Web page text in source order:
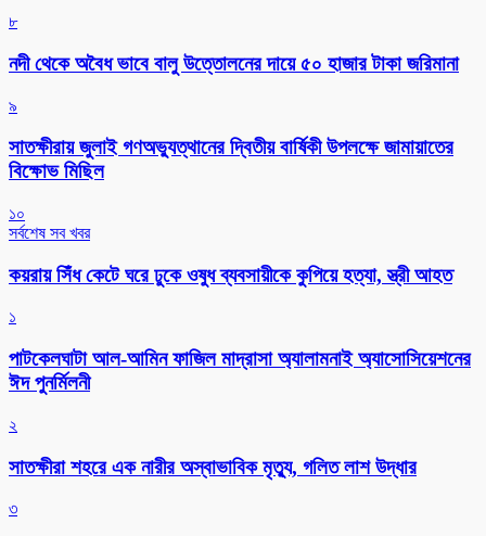
৮
নদী থেকে অবৈধ ভাবে বালু উত্তোলনের দায়ে ৫০ হাজার টাকা জরিমানা
৯
সাতক্ষীরায় জুলাই গণঅভ্যুত্থানের দ্বিতীয় বার্ষিকী উপলক্ষে জামায়াতের
বিক্ষোভ মিছিল
১০
সর্বশেষ সব খবর
কয়রায় সিঁধ কেটে ঘরে ঢুকে ওষুধ ব্যবসায়ীকে কুপিয়ে হত্যা, স্ত্রী আহত
১
পাটকেলঘাটা আল-আমিন ফাজিল মাদ্রাসা অ্যালামনাই অ্যাসোসিয়েশনের
ঈদ পুনর্মিলনী
২
সাতক্ষীরা শহরে এক নারীর অস্বাভাবিক মৃত্যু, গলিত লাশ উদ্ধার
৩